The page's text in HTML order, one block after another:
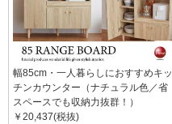
幅85cm・一人暮らしにおすすめキッ
チンカウンター（ナチュラル色／省
スペースでも収納力抜群！）
￥20,437(税抜)